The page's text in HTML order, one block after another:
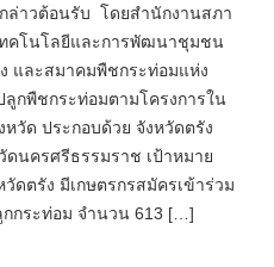
ล่าวต้อนรับ โดยสำนักงานสภา
ทคโนโลยีและการพัฒนาชุมชน
และสมาคมพืชกระท่อมแห่ง
กพืชกระท่อมตามโครงการใน
วัด ประกอบด้วย จังหวัดตรัง
ดนครศรีธรรมราช เป้าหมาย
ดตรัง มีเกษตรกรสมัครเข้าร่วม
กระท่อม จำนวน 613 […]